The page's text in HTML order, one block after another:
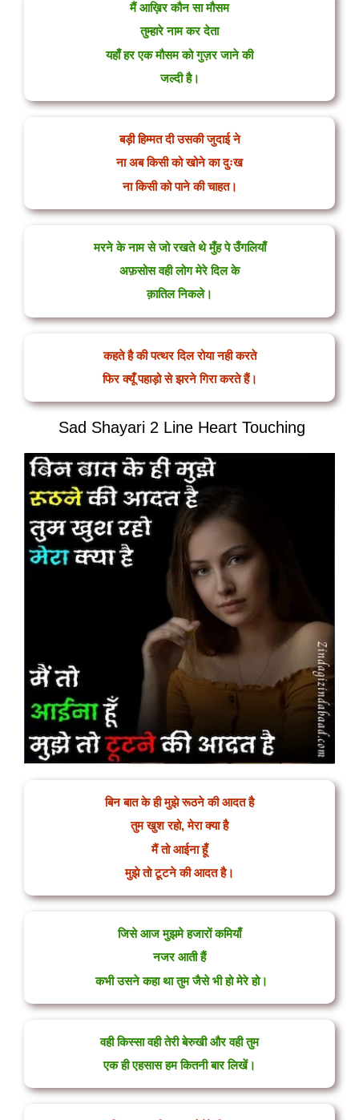
मैं आख़िर कौन सा मौसम
तुम्हारे नाम कर देता
यहाँ हर एक मौसम को गुज़र जाने की
जल्दी है।
बड़ी हिम्मत दी उसकी जुदाई ने
ना अब किसी को खोने का दुःख
ना किसी को पाने की चाहत।
मरने के नाम से जो रखते थे मुँह पे उँगलियाँ
अफ़सोस वही लोग मेरे दिल के
क़ातिल निकले।
कहते है की पत्थर दिल रोया नही करते
फिर क्यूँ पहाड़ो से झरने गिरा करते हैं।
Sad Shayari 2 Line Heart Touching
बिन बात के ही मुझे रूठने की आदत है
तुम खुश रहो, मेरा क्या है
मैं तो आईना हूँ
मुझे तो टूटने की आदत है।
जिसे आज मुझमे हजारों कमियाँ
नजर आती हैं
कभी उसने कहा था तुम जैसे भी हो मेरे हो।
वही किस्सा वही तेरी बेरुखी और वही तुम
एक ही एहसास हम कितनी बार लिखें।